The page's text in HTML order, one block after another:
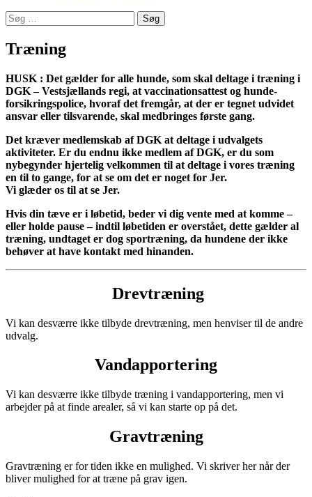
Søg
efter:
Træning
HUSK : Det gælder for alle hunde, som skal deltage i træning i
DGK – Vestsjællands regi, at vaccinationsattest og hunde-
forsikringspolice, hvoraf det fremgår, at der er tegnet udvidet
ansvar eller tilsvarende, skal medbringes første gang.
Det kræver medlemskab af DGK at deltage i udvalgets
aktiviteter. Er du endnu ikke medlem af DGK, er du som
nybegynder hjertelig velkommen til at deltage i vores træning
en til to gange, for at se om det er noget for Jer.
Vi glæder os til at se Jer.
Hvis din tæve er i løbetid, beder vi dig vente med at komme –
eller holde pause – indtil løbetiden er overstået, dette gælder al
træning, undtaget er dog sportræning, da hundene der ikke
behøver at have kontakt med hinanden.
Drevtræning
Vi kan desværre ikke tilbyde drevtræning, men henviser til de andre
udvalg.
Vandapportering
Vi kan desværre ikke tilbyde træning i vandapportering, men vi
arbejder på at finde arealer, så vi kan starte op på det.
Gravtræning
Gravtræning er for tiden ikke en mulighed. Vi skriver her når der
bliver mulighed for at træne på grav igen.